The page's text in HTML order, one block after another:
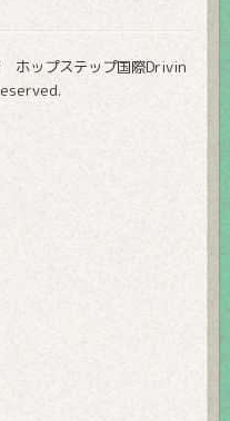
ホップステップ国際Drivin